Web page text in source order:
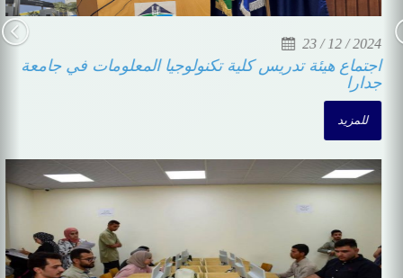
23 / 12 / 2024
اجتماع هيئة تدريس كلية تكنولوجيا المعلومات في جامعة جدارا
للمزيد